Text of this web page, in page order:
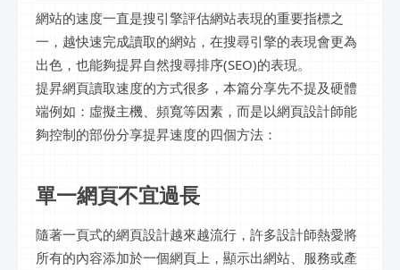
網站的速度一直是搜引擎評估網站表現的重要指標之
一，越快速完成讀取的網站，在搜尋引擎的表現會更為
出色，也能夠提昇自然搜尋排序(SEO)的表現。
提昇網頁讀取速度的方式很多，本篇分享先不提及硬體
端例如：虛擬主機、頻寬等因素，而是以網頁設計師能
夠控制的部份分享提昇速度的四個方法：
單一網頁不宜過長
隨著一頁式的網頁設計越來越流行，許多設計師熱愛將
所有的內容添加於一個網頁上，顯示出網站、服務或產